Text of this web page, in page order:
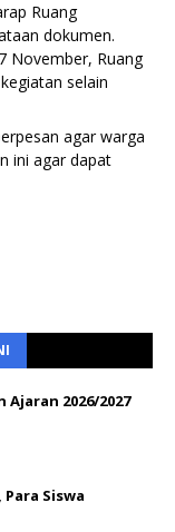
Ruang
dokumen.
November, Ruang
selain
agar warga
ini agar dapat
2026/2027
Siswa